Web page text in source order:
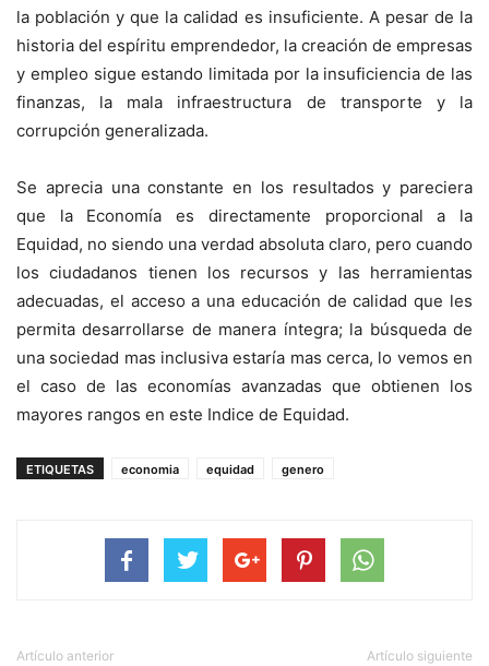
la población y que la calidad es insuficiente. A pesar de la
historia del espíritu emprendedor, la creación de empresas
y empleo sigue estando limitada por la insuficiencia de las
finanzas, la mala infraestructura de transporte y la
corrupción generalizada.
Se aprecia una constante en los resultados y pareciera
que la Economía es directamente proporcional a la
Equidad, no siendo una verdad absoluta claro, pero cuando
los ciudadanos tienen los recursos y las herramientas
adecuadas, el acceso a una educación de calidad que les
permita desarrollarse de manera íntegra; la búsqueda de
una sociedad mas inclusiva estaría mas cerca, lo vemos en
el caso de las economías avanzadas que obtienen los
mayores rangos en este Indice de Equidad.
ETIQUETAS economia equidad genero
Artículo anterior Artículo siguiente